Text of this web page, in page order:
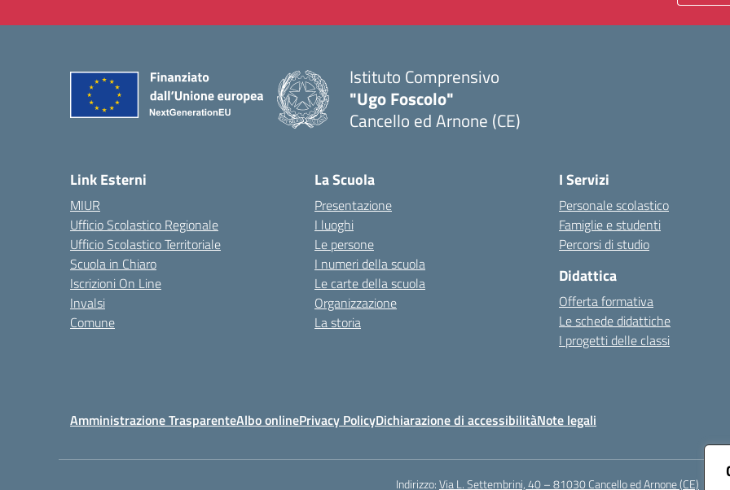
Istituto Comprensivo
"Ugo Foscolo"
Cancello ed Arnone (CE)
Link Esterni
MIUR
Ufficio Scolastico Regionale
Ufficio Scolastico Territoriale
Scuola in Chiaro
Iscrizioni On Line
Invalsi
Comune
La Scuola
Presentazione
I luoghi
Le persone
I numeri della scuola
Le carte della scuola
Organizzazione
La storia
I Servizi
Personale scolastico
Famiglie e studenti
Percorsi di studio
Didattica
Offerta formativa
Le schede didattiche
I progetti delle classi
Amministrazione TrasparenteAlbo onlinePrivacy PolicyDichiarazione di accessibilitàNote legali
Indirizzo:Via L. Settembrini, 40 – 81030 Cancello ed Arnone (CE)